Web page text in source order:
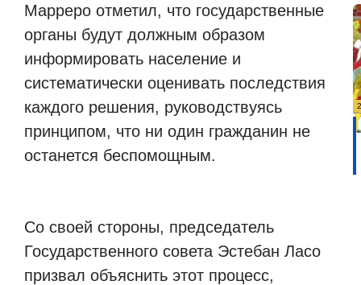
Марреро отметил, что государственные
органы будут должным образом
информировать население и
систематически оценивать последствия
каждого решения, руководствуясь
принципом, что ни один гражданин не
останется беспомощным.
Со своей стороны, председатель
Государственного совета Эстебан Ласо
призвал объяснить этот процесс,